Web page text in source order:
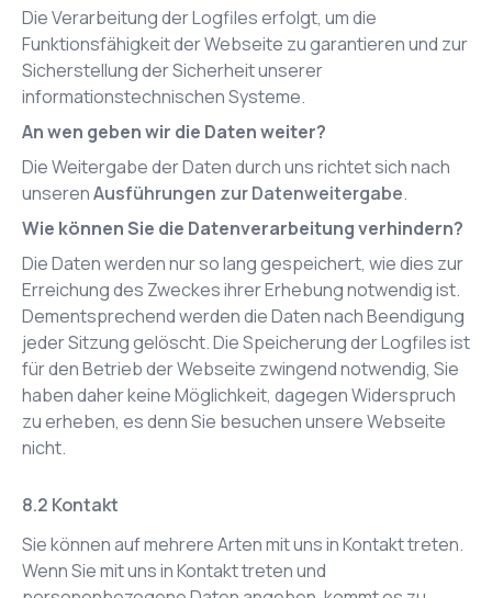
Die Verarbeitung der Logfiles erfolgt, um die
Funktionsfähigkeit der Webseite zu garantieren und zur
Sicherstellung der Sicherheit unserer
informationstechnischen Systeme.
An wen geben wir die Daten weiter?
Die Weitergabe der Daten durch uns richtet sich nach
unserenAusführungen zur Datenweitergabe.
Wie können Sie die Datenverarbeitung verhindern?
Die Daten werden nur so lang gespeichert, wie dies zur
Erreichung des Zweckes ihrer Erhebung notwendig ist.
Dementsprechend werden die Daten nach Beendigung
jeder Sitzung gelöscht. Die Speicherung der Logfiles ist
für den Betrieb der Webseite zwingend notwendig, Sie
haben daher keine Möglichkeit, dagegen Widerspruch
zu erheben, es denn Sie besuchen unsere Webseite
nicht.
Kontakt
Sie können auf mehrere Arten mit uns in Kontakt treten.
Wenn Sie mit uns in Kontakt treten und